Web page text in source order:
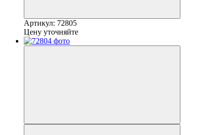
Артикул: 72805
Цену уточняйте